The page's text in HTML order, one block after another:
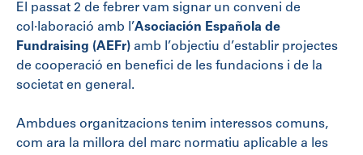
El passat 2 de febrer vam signar un conveni de
col·laboració amb l’Asociación Española de
Fundraising (AEFr) amb l’objectiu d’establir projectes
de cooperació en benefici de les fundacions i de la
societat en general.
Ambdues organitzacions tenim interessos comuns,
com ara la millora del marc normatiu aplicable a les